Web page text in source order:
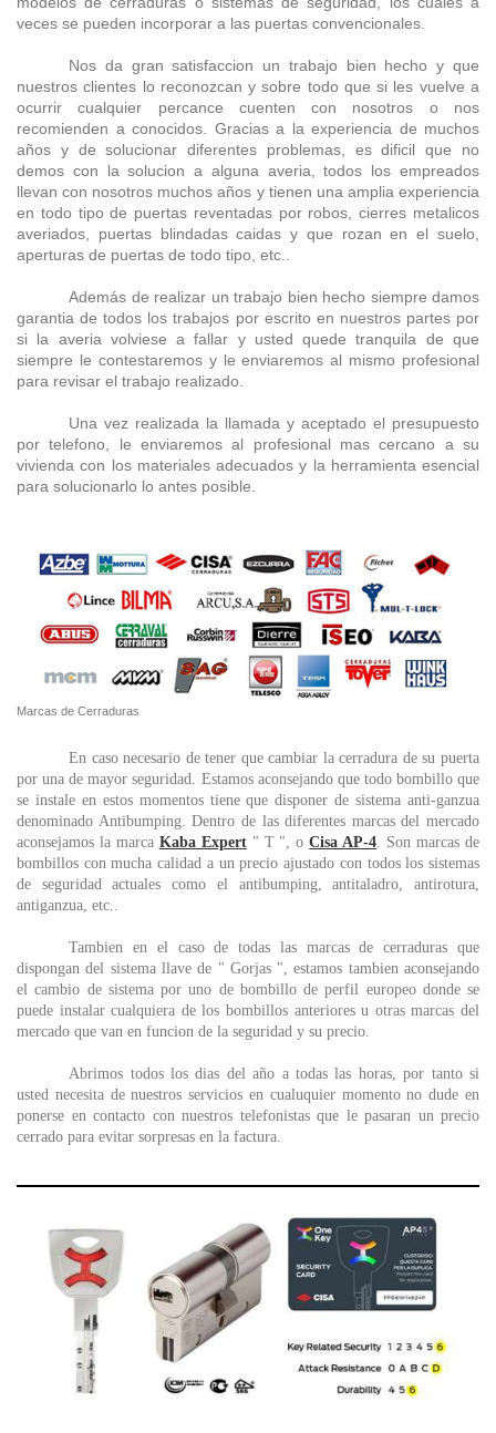
veces se pueden incorporar a las puertas convencionales.
Nos da gran satisfaccion un trabajo bien hecho y que
nuestros clientes lo reconozcan y sobre todo que si les vuelve a
ocurrir cualquier percance cuenten con nosotros o nos
recomienden a conocidos. Gracias a la experiencia de muchos
años y de solucionar diferentes problemas, es dificil que no
demos con la solucion a alguna averia, todos los empreados
llevan con nosotros muchos años y tienen una amplia experiencia
en todo tipo de puertas reventadas por robos, cierres metalicos
averiados, puertas blindadas caidas y que rozan en el suelo,
aperturas de puertas de todo tipo, etc..
Además de realizar un trabajo bien hecho siempre damos
garantia de todos los trabajos por escrito en nuestros partes por
si la averia volviese a fallar y usted quede tranquila de que
siempre le contestaremos y le enviaremos al mismo profesional
para revisar el trabajo realizado.
Una vez realizada la llamada y aceptado el presupuesto
por telefono, le enviaremos al profesional mas cercano a su
vivienda con los materiales adecuados y la herramienta esencial
para solucionarlo lo antes posible.
Marcas de Cerraduras
En caso necesario de tener que cambiar la cerradura de su puerta
por una de mayor seguridad. Estamos aconsejando que todo bombillo que
se instale en estos momentos tiene que disponer de sistema anti-ganzua
denominado Antibumping. Dentro de las diferentes marcas del mercado
aconsejamos la marca Kaba Expert" T ", oCisa AP-4. Son marcas de
bombillos con mucha calidad a un precio ajustado con todos los sistemas
de seguridad actuales como el antibumping, antitaladro, antirotura,
antiganzua, etc..
Tambien en el caso de todas las marcas de cerraduras que
dispongan del sistema llave de " Gorjas ", estamos tambien aconsejando
el cambio de sistema por uno de bombillo de perfil europeo donde se
puede instalar cualquiera de los bombillos anteriores u otras marcas del
mercado que van en funcion de la seguridad y su precio.
Abrimos todos los dias del año a todas las horas, por tanto si
usted necesita de nuestros servicios en cualuquier momento no dude en
ponerse en contacto con nuestros telefonistas que le pasaran un precio
cerrado para evitar sorpresas en la factura.